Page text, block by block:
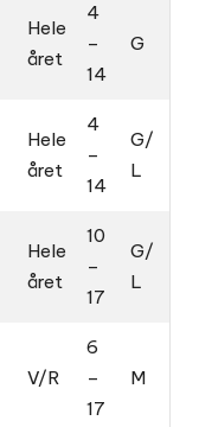
Hele
året
4
–
14
G
Hele
året
4
–
14
G/
L
Hele
året
10
–
17
G/
L
V/R
6
–
17
M